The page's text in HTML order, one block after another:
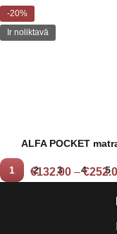
-20%
Ir noliktavā
ALFA POCKET
€132.00 – €
1 2 3 4 5